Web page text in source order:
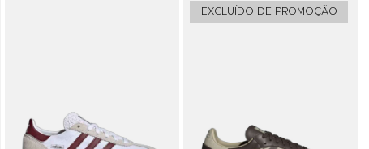
Adicionar aos Favoritos
EXCLUÍDO DE PROMOÇÃO